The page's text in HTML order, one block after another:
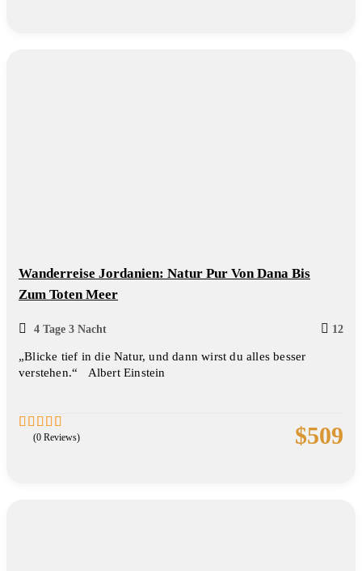
Wanderreise Jordanien: Natur Pur Von Dana Bis
Zum Toten Meer
4 Tage 3 Nacht 12
„Blicke tief in die Natur, und dann wirst du alles besser
verstehen.“ Albert Einstein
$509
(0 Reviews)